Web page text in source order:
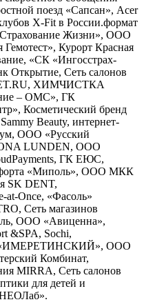
поезд «Сапсан», Acer
X-Fit в России.формат
Жизни», ООО
Курорт Красная
«СК «Ингосстрах-
Открытие, Сеть салонов
ХИМЧИСТКА
– ОМС», ГК
Косметический бренд
Beauty, интернет-
ООО «Русский
LUNDEN, ООО
ГК ЕЮС,
«Миполь», ООО МКК
SK DENT,
at-Once, «Фасоль»
Сеть магазинов
ООО «Авиценна»,
&SPA, Sochi,
ООО
Комбинат,
MIRRA, Сеть салонов
для детей и